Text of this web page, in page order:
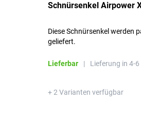
Schnürsenkel Airpower
Diese Schnürsenkel werden
geliefert.
Lieferbar | Lieferung in 4-
+ 2 Varianten verfügbar